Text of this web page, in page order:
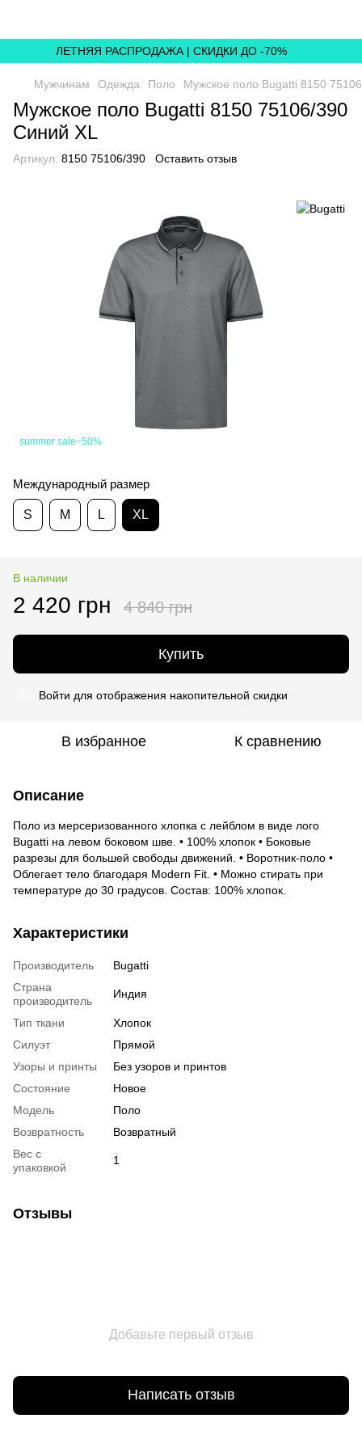
ЛЕТНЯЯ РАСПРОДАЖА | СКИДКИ ДО -70%
Мужчинам Одежда Поло Мужское поло Bugatti 8150
Мужское поло Bugatti 8150 75106/390
Синий XL
Артикул: 8150 75106/390 Оставить отзыв
summer sale−50%
Международный размер
S M L XL
В наличии
2 420 грн 4 840 грн
Купить
Войти для отображения накопительной скидки
В избранное К сравнению
Описание
Поло из мерсеризованного хлопка с лейблом в виде лого
Bugatti на левом боковом шве. • 100% хлопок • Боковые
разрезы для большей свободы движений. • Воротник-поло •
Облегает тело благодаря Modern Fit. • Можно стирать при
температуре до 30 градусов. Состав: 100% хлопок.
Характеристики
Производитель
Bugatti
Страна
производитель
Индия
Тип ткани
Хлопок
Силуэт
Прямой
Узоры и принты
Без узоров и принтов
Состояние
Новое
Мoдель
Поло
Возвратность
Возвратный
Вес с
упаковкой
1
Отзывы
Добавьте первый отзыв
Написать отзыв